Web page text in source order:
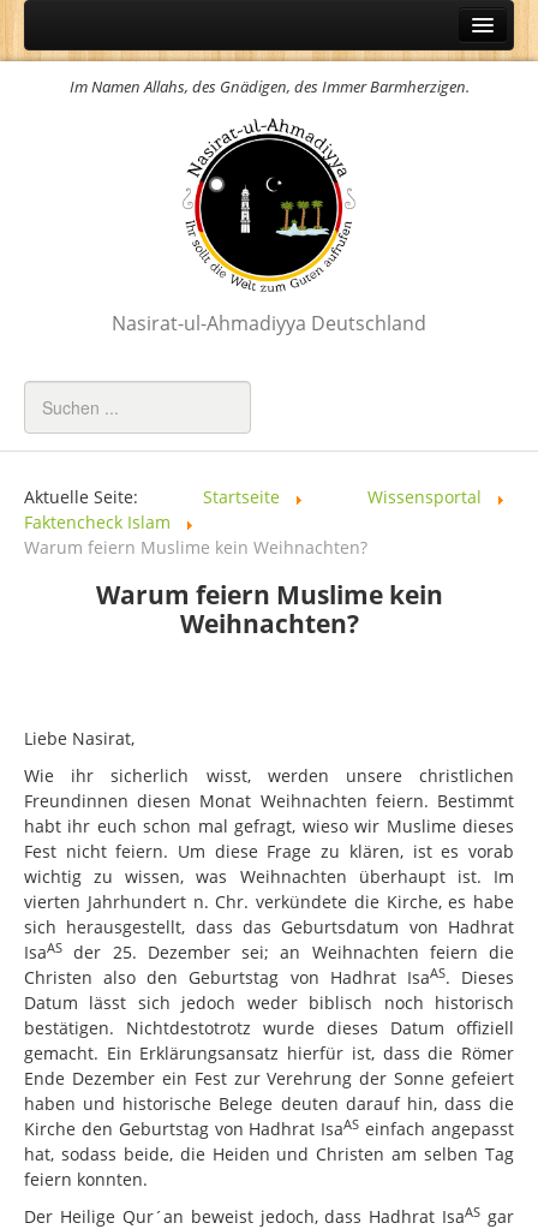
Home
Der Heilige Qur´an
Das Namaz
Attribute Allahs
Weltfrauentag
Youm-e-Massihe Ma´ud
Warum feiern Muslime kein Weihnachten?
World Hijab Day
Warum Ahmadi Muslime kein Halloween Feiern.
FAQ
Wortschatz
Leseecke
Bücher
Magazine
Nasirat Ecke
Tipps für einen gesegneten Alltag
Lehrplan
Tarjuma-tul-Qur´an
Im Namen Allahs, des Gnädigen, des Immer Barmherzigen.
Nasirat-ul-Ahmadiyya Deutschland
Aktuelle Seite: Startseite
Wissensportal
Faktencheck Islam
Warum feiern Muslime kein Weihnachten?
Warum feiern Muslime kein
Weihnachten?
Liebe Nasirat,
Wie ihr sicherlich wisst, werden unsere christlichen
Freundinnen diesen Monat Weihnachten feiern. Bestimmt
habt ihr euch schon mal gefragt, wieso wir Muslime dieses
Fest nicht feiern. Um diese Frage zu klären, ist es vorab
wichtig zu wissen, was Weihnachten überhaupt ist. Im
vierten Jahrhundert n. Chr. verkündete die Kirche, es habe
sich herausgestellt, dass das Geburtsdatum von Hadhrat
IsaAS
der 25. Dezember sei; an Weihnachten feiern die
Christen also den Geburtstag von Hadhrat IsaAS. Dieses
Datum lässt sich jedoch weder biblisch noch historisch
bestätigen. Nichtdestotrotz wurde dieses Datum offiziell
gemacht. Ein Erklärungsansatz hierfür ist, dass die Römer
Ende Dezember ein Fest zur Verehrung der Sonne gefeiert
haben und historische Belege deuten darauf hin, dass die
Kirche den Geburtstag von Hadhrat IsaAS einfach angepasst
hat, sodass beide, die Heiden und Christen am selben Tag
feiern konnten.
Der Heilige Qur´an beweist jedoch, dass Hadhrat IsaAS gar